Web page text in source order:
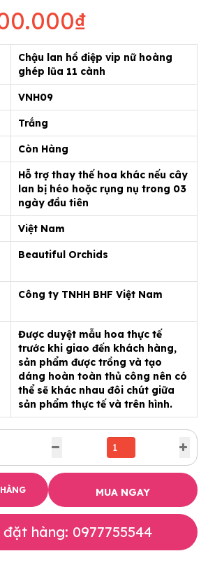
Chậu lan hồ điệp vip nữ hoàng
ghép lũa 11 cành
VNH09
Trắng
Còn Hàng
Hỗ trợ thay thế hoa khác nếu cây
lan bị héo hoặc rụng nụ trong 03
ngày đầu tiên
Việt Nam
Beautiful Orchids
Công ty TNHH BHF Việt Nam
Được duyệt mẫu hoa thực tế
trước khi giao đến khách hàng,
sản phẩm được trồng và tạo
dáng hoàn toàn thủ công nên có
thể sẽ khác nhau đôi chút giữa
sản phẩm thực tế và trên hình.
MUA NGAY
hàng: 0977755544